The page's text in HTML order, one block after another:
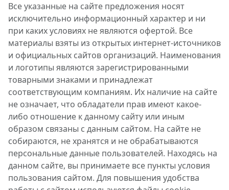
Все указанные на сайте предложения носят
исключительно информационный характер и ни
при каких условиях не являются офертой. Все
материалы взяты из открытых интернет-источников
и официальных сайтов организаций. Наименования
и логотипы являются зарегистрированными
товарными знаками и принадлежат
соответствующим компаниям. Их наличие на сайте
не означает, что обладатели прав имеют какое-
либо отношение к данному сайту или иным
образом связаны с данным сайтом. На сайте не
собираются, не хранятся и не обрабатываются
персональные данные пользователей. Находясь на
данном сайте, вы принимаете все пункты условия
пользования сайтом. Для повышения удобства